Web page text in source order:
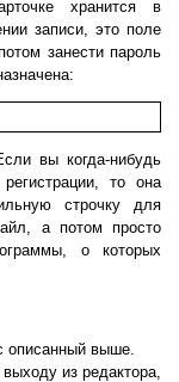
хранится в
записи, это поле
занести пароль
вы когда-нибудь
то она
строчку для
а потом просто
о которых
описанный выше.
из редактора,